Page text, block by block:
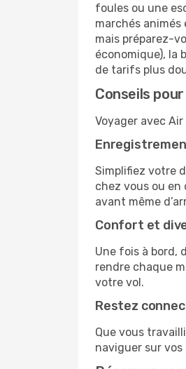
foules ou une
marchés animés
mais préparez-
économique), la
de tarifs plus
Conseils
Voyager avec
Simplifiez votre
chez vous ou
avant même
Confort et
Une fois à bord,
rendre chaque
votre vol.
Restez
Que vous
naviguer sur